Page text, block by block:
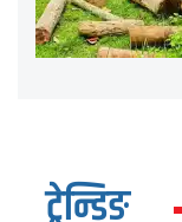
ट्रेन्डिङ